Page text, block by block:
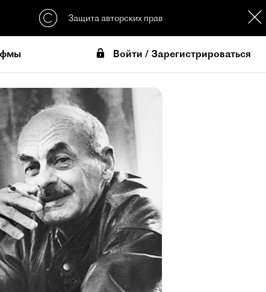
Защита авторских прав
Войти / Зарегистрироваться